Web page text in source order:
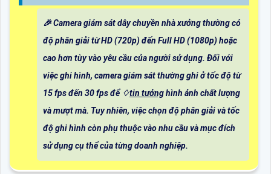
️🎉 Camera giám sát dây chuyền nhà xưởng thường có
độ phân giải từ HD (720p) đến Full HD (1080p) hoặc
cao hơn tùy vào yêu cầu của người sử dụng. Đối với
việc ghi hình, camera giám sát thường ghi ở tốc độ từ
15 fps đến 30 fps để ♢tin tưởnghình ảnh chất lượng
và mượt mà. Tuy nhiên, việc chọn độ phân giải và tốc
độ ghi hình còn phụ thuộc vào nhu cầu và mục đích
sử dụng cụ thể của từng doanh nghiệp.